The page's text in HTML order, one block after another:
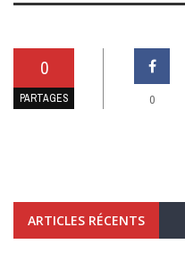
0
PARTAGES 0
ARTICLES RÉCENTS